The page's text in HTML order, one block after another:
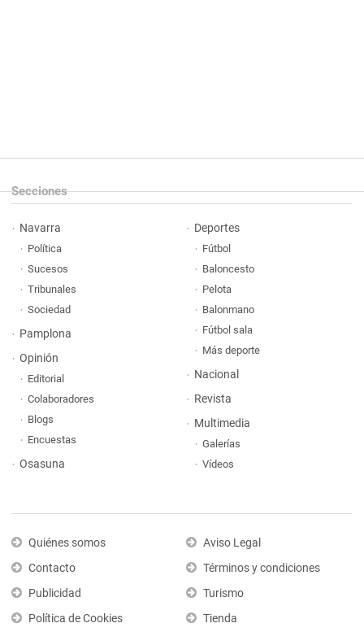
Secciones
Navarra
Política
Sucesos
Tribunales
Sociedad
Pamplona
Opinión
Editorial
Colaboradores
Blogs
Encuestas
Osasuna
Deportes
Fútbol
Baloncesto
Pelota
Balonmano
Fútbol sala
Más deporte
Nacional
Revista
Multimedia
Galerías
Vídeos
Quiénes somos
Contacto
Publicidad
Política de Cookies
Aviso Legal
Términos y condiciones
Turismo
Tienda